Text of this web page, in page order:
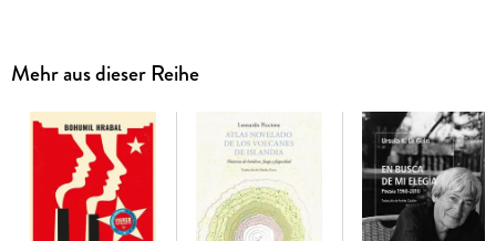
Hrabal se ha ganado la admiración de escritores como Milan
Kundera, John Banville o Philip Roth.
Mehr aus dieser Reihe